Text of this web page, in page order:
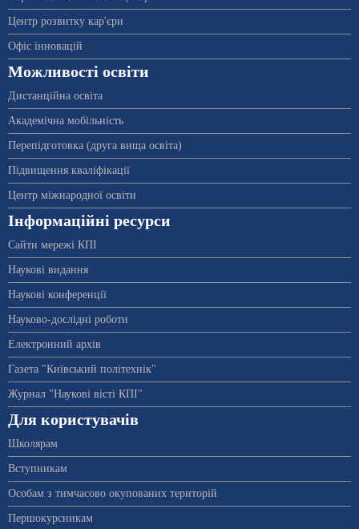
Центр розвитку кар'єри
Офіс інновацій
Можливості освіти
Дистанційна освіта
Академічна мобільність
Перепідготовка (друга вища освіта)
Підвищення кваліфікації
Центр міжнародної освіти
Інформаційні ресурси
Сайти мережі КПІ
Наукові видання
Наукові конференції
Науково-дослідні роботи
Електронний архів
Газета "Київський політехнік"
Журнал "Наукові вісті КПІ"
Для користувачів
Школярам
Вступникам
Особам з тимчасово окупованих територій
Першокурсникам